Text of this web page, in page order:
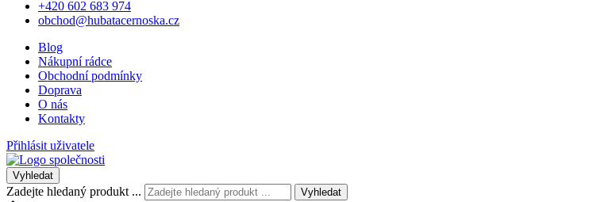
+420 602 683 974
obchod@hubatacernoska.cz
Blog
Nákupní rádce
Obchodní podmínky
Doprava
O nás
Kontakty
Přihlásit uživatele
Vyhledat
Zadejte hledaný produkt ... Vyhledat